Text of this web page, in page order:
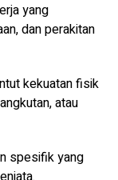
yang
dan perakitan
kekuatan fisik
atau
spesifik yang